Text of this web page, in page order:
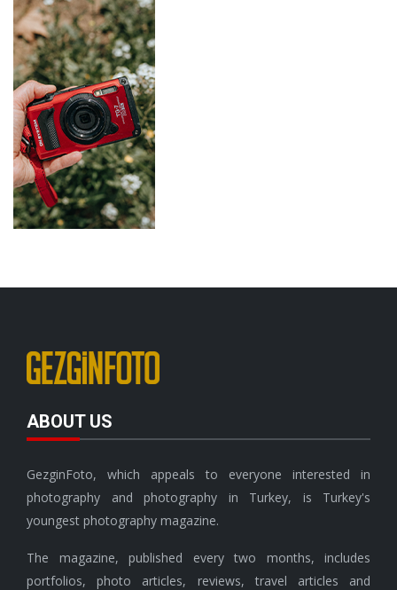
ABOUT US
GezginFoto, which appeals to everyone interested in
photography and photography in Turkey, is Turkey's
youngest photography magazine.
The magazine, published every two months, includes
portfolios, photo articles, reviews, travel articles and